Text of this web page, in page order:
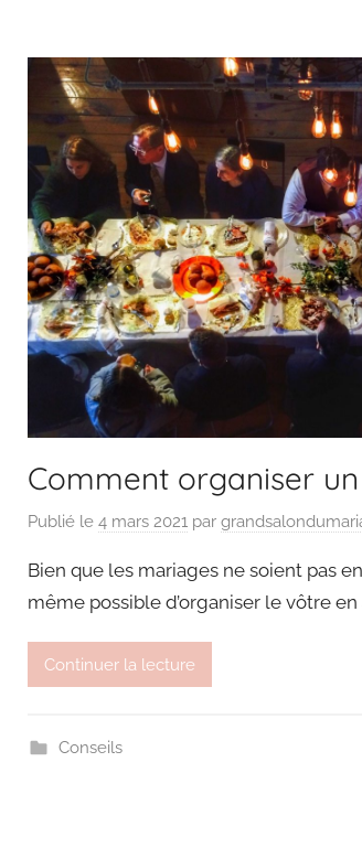
Comment organiser
Publié le 4 mars 2021 par
Bien que les mariages ne soient pas
même possible d’organiser le vôtre
Continuer la lecture
Conseils